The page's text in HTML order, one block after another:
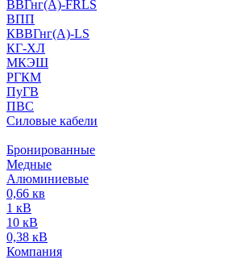
ВВГнг(А)-FRLS
ВПП
КВВГнг(А)-LS
КГ-ХЛ
МКЭШ
РГКМ
ПуГВ
ПВС
Силовые кабели
Бронированные
Медные
Алюминиевые
0,66 кв
1 кВ
10 кВ
0,38 кВ
Компания